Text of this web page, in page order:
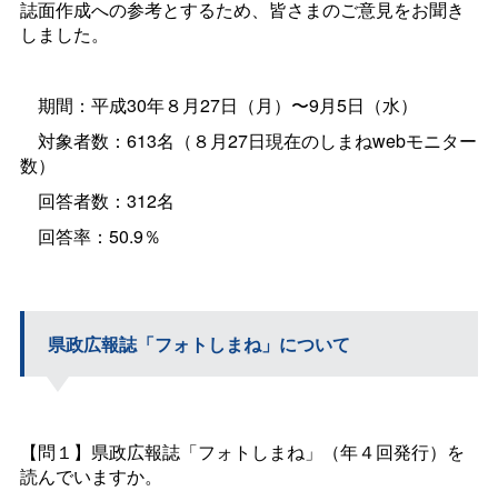
誌面作成への参考とするため、皆さまのご意見をお聞き
しました。
期間：平成30年８月27日（月）〜9月5日（水）
対象者数：613名（８月27日現在のしまねwebモニター
数）
回答者数：312名
回答率：50.9％
県政広報誌「フォトしまね」について
【問１】県政広報誌「フォトしまね」（年４回発行）を
読んでいますか。